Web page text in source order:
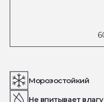
Морозостойкий
Не впитывает влагу